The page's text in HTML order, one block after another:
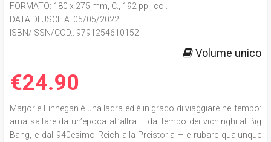
FORMATO: 180 x 275 mm, C., 192 pp., col.
DATA DI USCITA: 05/05/2022
ISBN/ISSN/COD.: 9791254610152
Volume unico
€24.90
Marjorie Finnegan è una ladra ed è in grado di viaggiare nel tempo:
ama saltare da un’epoca all’altra – dal tempo dei vichinghi al Big
Bang, e dal 940esimo Reich alla Preistoria – e rubare qualunque